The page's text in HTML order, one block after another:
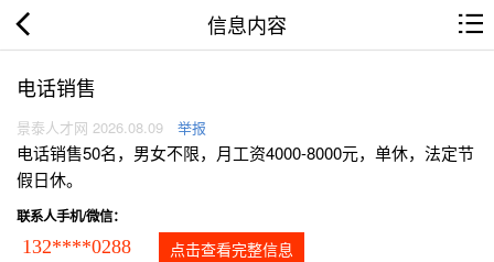
信息内容
电话销售
景泰人才网 2026.08.09 举报
电话销售50名，男女不限，月工资4000-8000元，单休，法定节
假日休。
联系人手机/微信：
132****0288 点击查看完整信息